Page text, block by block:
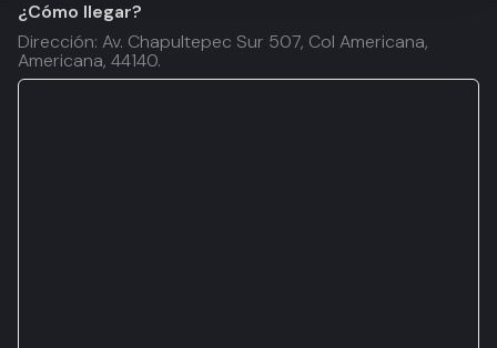
¿Cómo llegar?
Dirección: Av. Chapultepec Sur 507, Col Americana,
Americana, 44140.